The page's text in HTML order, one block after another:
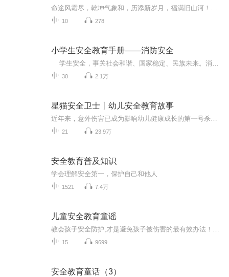
10 278
小学生安全教育手册——消防安全
30 2.1万
星猫安全卫士丨幼儿安全教育故事
21 23.9万
安全教育普及知识
学会理解安全第一，保护自己和他人
1521 7.4万
儿童安全教育童谣
15 9699
安全教育童话（3）